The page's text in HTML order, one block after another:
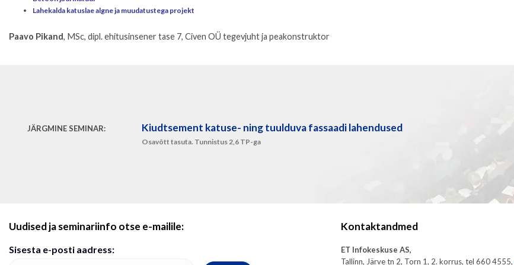
Lahekalda katuslae algne ja muudatustega projekt
Paavo Pikand, MSc, dipl. ehitusinsener tase 7, Civen OÜ tegevjuht ja peakonstruktor
JÄRGMINE SEMINAR: Kiudtsement katuse- ning tuulduva fassaadi lahendused
Osavõtt tasuta. Tunnistus 2,6 TP-ga
Uudised ja seminariinfo otse e-mailile:
Sisesta e-posti aadress:
Kontaktandmed
ET Infokeskuse AS,
Tallinn, Järve tn 2, Torn 1, 2. korrus, tel 660 4555,